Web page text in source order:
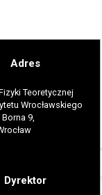
Adres
Teoretycznej
Wrocławskiego
9,
Dyrektor